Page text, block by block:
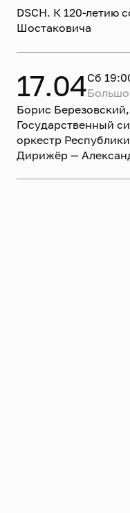
DSCH. К 120-летию
Шостаковича
17.04Сб
Борис
Государственный
оркестр
Дирижёр —